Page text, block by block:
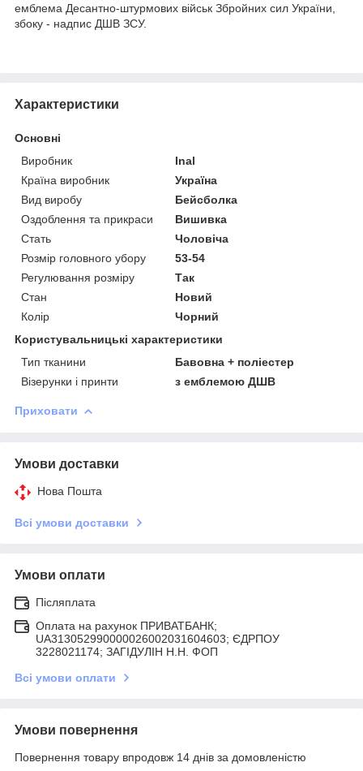
емблема Десантно-штурмових військ Збройних сил України,
збоку - надпис ДШВ ЗСУ.
Характеристики
Основні
Виробник
Inal
Країна виробник
Україна
Вид виробу
Бейсболка
Оздоблення та прикраси
Вишивка
Стать
Чоловіча
Розмір головного убору
53-54
Регулювання розміру
Так
Стан
Новий
Колір
Чорний
Користувальницькі характеристики
Тип тканини
Бавовна + поліестер
Візерунки і принти
з емблемою ДШВ
Приховати
Умови доставки
Нова Пошта
Всі умови доставки
Умови оплати
Післяплата
Оплата на рахунок ПРИВАТБАНК;
UA313052990000026002031604603; ЄДРПОУ
3228021174; ЗАГIДУЛIН Н.Н. ФОП
Всі умови оплати
Умови повернення
Повернення товару впродовж 14 днів за домовленістю